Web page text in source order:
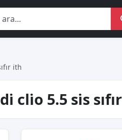
i̇th
cli̇o 5.5 si̇s